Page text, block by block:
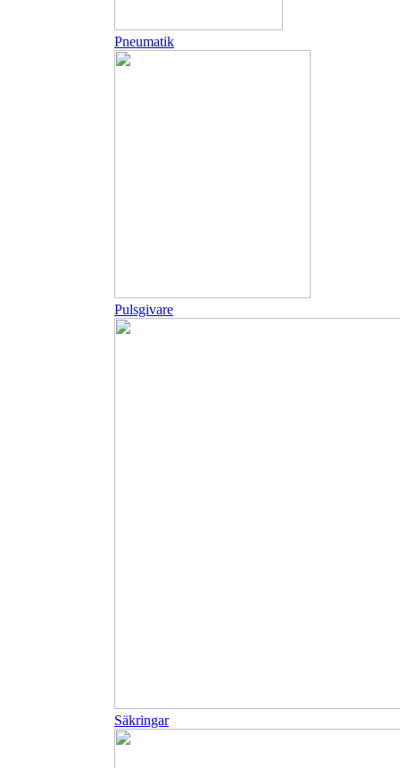
Pneumatik
Pulsgivare
Säkringar